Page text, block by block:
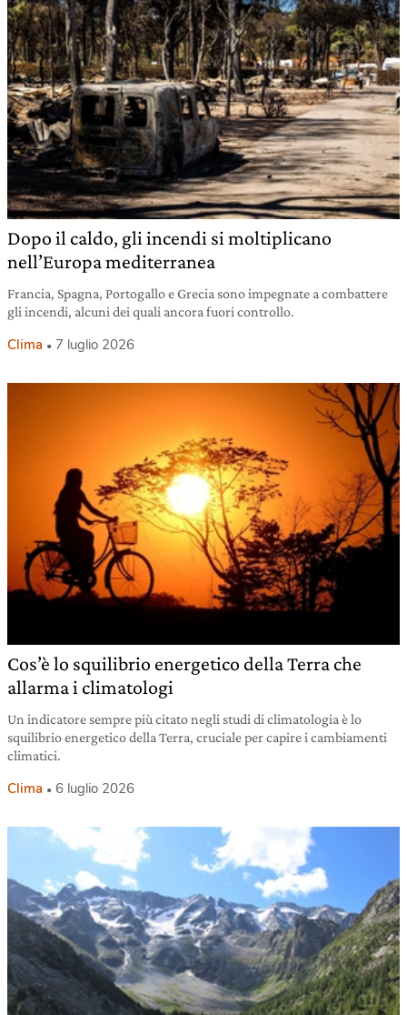
Dopo il caldo, gli incendi si moltiplicano
nell’Europa mediterranea
Francia, Spagna, Portogallo e Grecia sono impegnate a combattere
gli incendi, alcuni dei quali ancora fuori controllo.
Clima 7 luglio 2026
Cos’è lo squilibrio energetico della Terra che
allarma i climatologi
Un indicatore sempre più citato negli studi di climatologia è lo
squilibrio energetico della Terra, cruciale per capire i cambiamenti
climatici.
Clima 6 luglio 2026